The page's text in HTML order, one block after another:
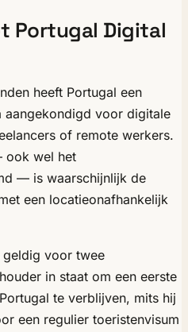
Portugal Digital
heeft Portugal een
aangekondigd voor digitale
of remote werkers.
ook wel het
— is waarschijnlijk de
een locatieonafhankelijk
geldig voor twee
in staat om een eerste
te verblijven, mits hij
een regulier toeristenvisum